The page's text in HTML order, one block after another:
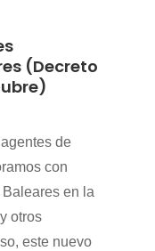
(Decreto
de
con
en la
otros
este nuevo